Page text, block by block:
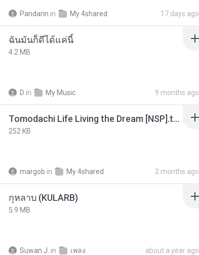
Pandarin in My 4shared 17 days ago
ฉันมันก็ดีได้แค่นี้
4.2 MB
D in My Music 9 months ago
Tomodachi Life Living the Dream [NSP].torrent
252 KB
margob in My 4shared 2 months ago
กุหลาบ (KULARB)
5.9 MB
Suwan J. in เพลง about a year ago